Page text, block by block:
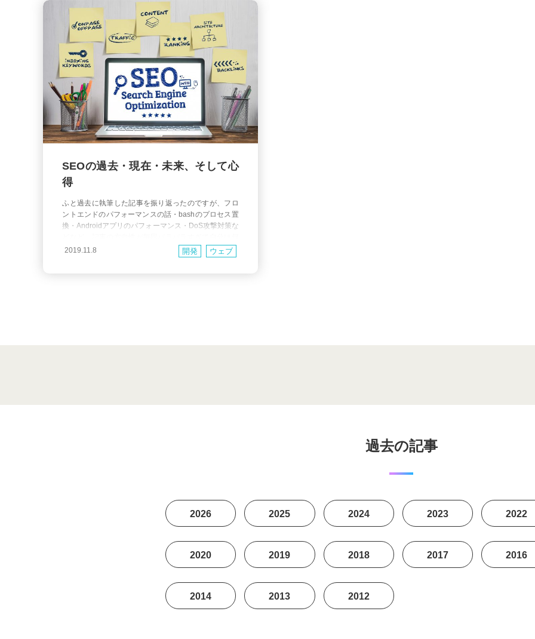
SEOの過去・現在・未来、そして心
得
ふと過去に執筆した記事を振り返ったのですが、フロ
ントエンドのパフォーマンスの話・bashのプロセス置
換・Androidアプリのパフォーマンス・DoS攻撃対策な
の専門なんだろう？と疑問に思えてきました。 まあそ
れは気にしないとして、今回もご多分に漏れず今まで
2019.11.8 開発 ウェブ
過去の記事
2026 2025 2024 2023 2022
2020 2019 2018 2017 2016
2014 2013 2012